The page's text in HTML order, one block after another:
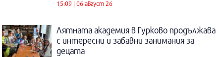
15:09 | 06 август 26
Лятната академия в Гурково продължава
с интересни и забавни занимания за
децата